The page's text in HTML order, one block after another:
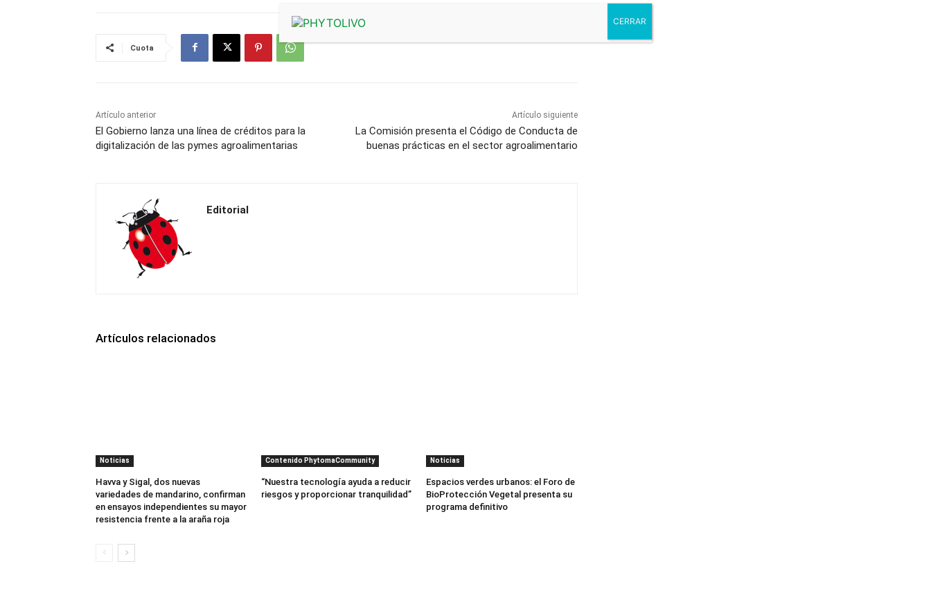
Cuota
Artículo anterior
El Gobierno lanza una línea de créditos para la
digitalización de las pymes agroalimentarias
Artículo siguiente
La Comisión presenta el Código de Conducta de
buenas prácticas en el sector agroalimentario
Editorial
Artículos relacionados
Noticias
Havva y Sigal, dos nuevas
variedades de mandarino, confirman
en ensayos independientes su mayor
resistencia frente a la araña roja
Contenido PhytomaCommunity
“Nuestra tecnología ayuda a reducir
riesgos y proporcionar tranquilidad”
Noticias
Espacios verdes urbanos: el Foro de
BioProtección Vegetal presenta su
programa definitivo